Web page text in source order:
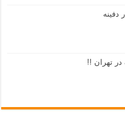
دفینه
در تهران !!